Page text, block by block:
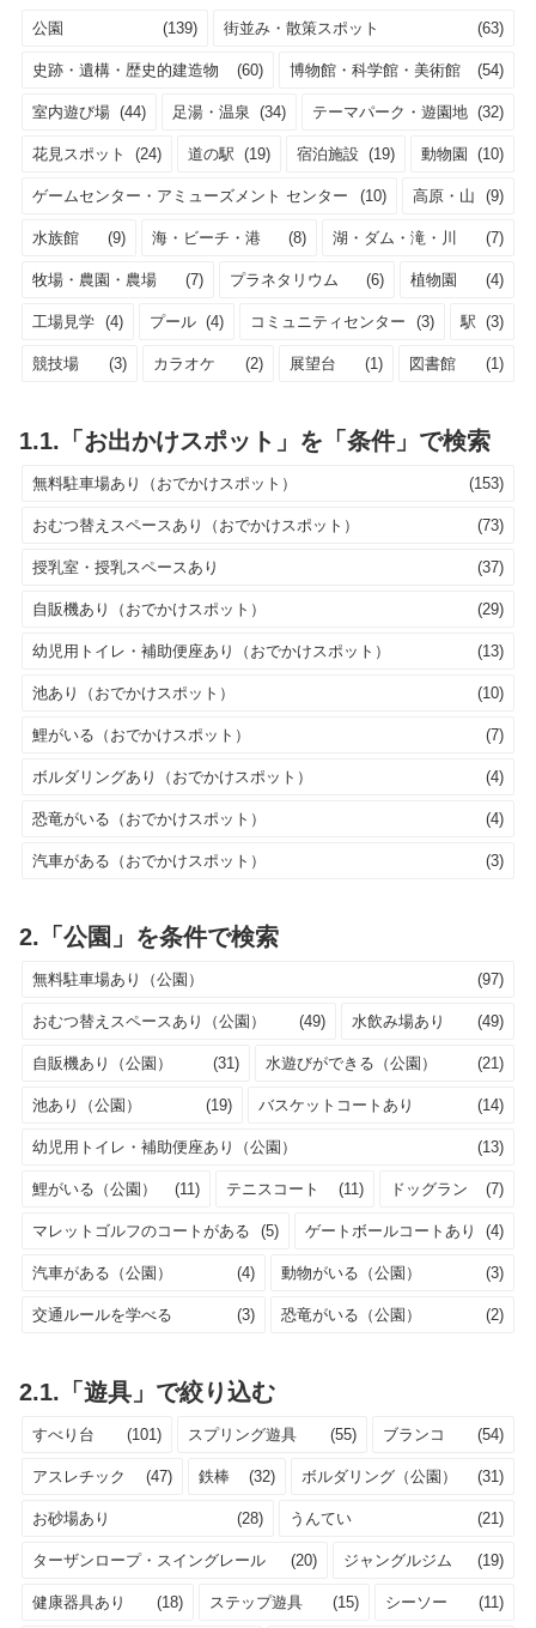
公園 (139) 街並み・散策スポット (63)
史跡・遺構・歴史的建造物 (60) 博物館・科学館・美術館 (54)
室内遊び場 (44) 足湯・温泉 (34) テーマパーク・遊園地 (32)
花見スポット (24) 道の駅 (19) 宿泊施設 (19) 動物園 (10)
ゲームセンター・アミューズメント センター (10) 高原・山 (9)
水族館 (9) 海・ビーチ・港 (8) 湖・ダム・滝・川 (7)
牧場・農園・農場 (7) プラネタリウム (6) 植物園 (4)
工場見学 (4) プール (4) コミュニティセンター (3) 駅 (3)
競技場 (3) カラオケ (2) 展望台 (1) 図書館 (1)
1.1.「お出かけスポット」を「条件」で検索
無料駐車場あり（おでかけスポット） (153)
おむつ替えスペースあり（おでかけスポット） (73)
授乳室・授乳スペースあり (37)
自販機あり（おでかけスポット） (29)
幼児用トイレ・補助便座あり（おでかけスポット） (13)
池あり（おでかけスポット） (10)
鯉がいる（おでかけスポット） (7)
ボルダリングあり（おでかけスポット） (4)
恐竜がいる（おでかけスポット） (4)
汽車がある（おでかけスポット） (3)
2.「公園」を条件で検索
無料駐車場あり（公園） (97)
おむつ替えスペースあり（公園） (49) 水飲み場あり (49)
自販機あり（公園） (31) 水遊びができる（公園） (21)
池あり（公園） (19) バスケットコートあり (14)
幼児用トイレ・補助便座あり（公園） (13)
鯉がいる（公園） (11) テニスコート (11) ドッグラン (7)
マレットゴルフのコートがある (5) ゲートボールコートあり (4)
汽車がある（公園） (4) 動物がいる（公園） (3)
交通ルールを学べる (3) 恐竜がいる（公園） (2)
2.1.「遊具」で絞り込む
すべり台 (101) スプリング遊具 (55) ブランコ (54)
アスレチック (47) 鉄棒 (32) ボルダリング（公園） (31)
お砂場あり (28) うんてい (21)
ターザンロープ・スイングレール (20) ジャングルジム (19)
健康器具あり (18) ステップ遊具 (15) シーソー (11)